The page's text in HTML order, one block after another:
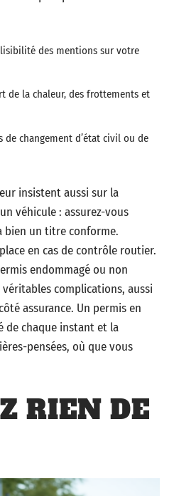
des mentions sur votre
de la chaleur, des frottements et
de changement d’état civil ou de
insistent aussi sur la
véhicule : assurez-vous
bien un titre conforme.
en cas de contrôle routier.
endommagé ou non
véritables complications, aussi
assurance. Un permis en
de chaque instant et la
pensées, où que vous
RIEN DE